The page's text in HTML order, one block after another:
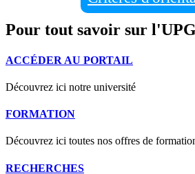
Pour tout savoir sur
ACCÉDER AU PORTAIL
Découvrez ici notre université
FORMATION
Découvrez ici toutes nos offres de
RECHERCHES